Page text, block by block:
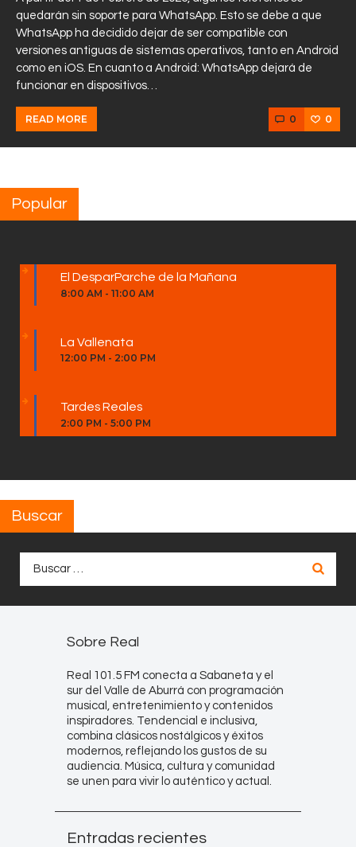
quedarán sin soporte para WhatsApp. Esto se debe a que
WhatsApp ha decidido dejar de ser compatible con
versiones antiguas de sistemas operativos, tanto en Android
como en iOS. En cuanto a Android: WhatsApp dejará de
funcionar en dispositivos…
READ MORE 0 0
Popular
El DesparParche de la Mañana
8:00 AM - 11:00 AM
La Vallenata
12:00 PM - 2:00 PM
Tardes Reales
2:00 PM - 5:00 PM
Buscar
Sobre Real
Real 101.5 FM conecta a Sabaneta y el
sur del Valle de Aburrá con programación
musical, entretenimiento y contenidos
inspiradores. Tendencial e inclusiva,
combina clásicos nostálgicos y éxitos
modernos, reflejando los gustos de su
audiencia. Música, cultura y comunidad
se unen para vivir lo auténtico y actual.
Entradas recientes